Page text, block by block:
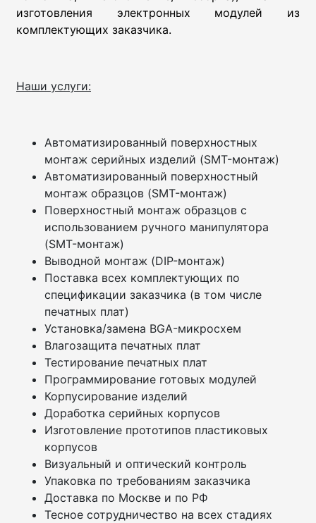
изготовления электронных модулей из
комплектующих заказчика.
Наши услуги:
Автоматизированный поверхностных
монтаж серийных изделий (SMT-монтаж)
Автоматизированный поверхностный
монтаж образцов (SMT-монтаж)
Поверхностный монтаж образцов с
использованием ручного манипулятора
(SMT-монтаж)
Выводной монтаж (DIP-монтаж)
Поставка всех комплектующих по
спецификации заказчика (в том числе
печатных плат)
Установка/замена BGA-микросхем
Влагозащита печатных плат
Тестирование печатных плат
Программирование готовых модулей
Корпусирование изделий
Доработка серийных корпусов
Изготовление прототипов пластиковых
корпусов
Визуальный и оптический контроль
Упаковка по требованиям заказчика
Доставка по Москве и по РФ
Тесное сотрудничество на всех стадиях